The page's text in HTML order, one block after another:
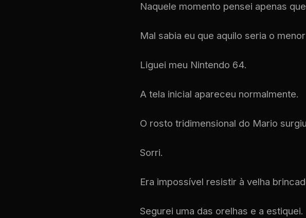
Naquele momento pensei apenas
Mal sabia eu que aquilo seria o
Liguei meu Nintendo 64.
A tela inicial apareceu normalmente.
O rosto tridimensional do Mario
Sorri.
Era impossível resistir à velha
Segurei uma das orelhas e a estiquei.